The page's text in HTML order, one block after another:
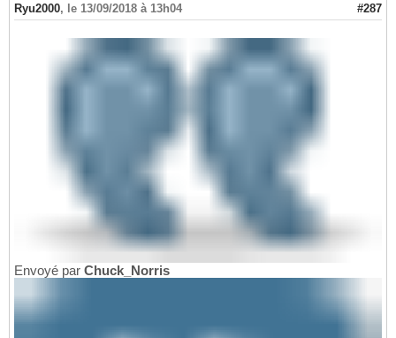
Ryu2000, le 13/09/2018 à 13h04 #287
Envoyé par Chuck_Norris